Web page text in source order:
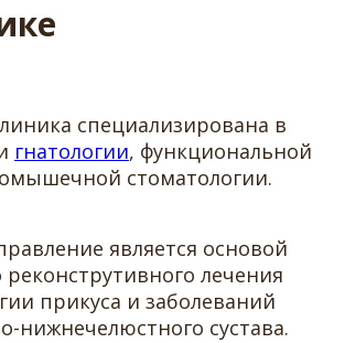
специализирована в
гнатологии, функциональной
стоматологии.
является основой
лечения
прикуса и заболеваний
нижнечелюстного сустава.